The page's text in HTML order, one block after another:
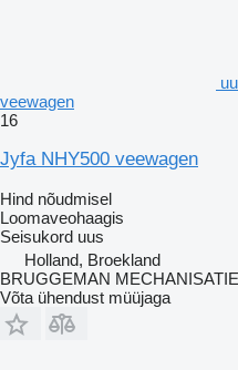
veewagen
16
Jyfa NHY500 veewagen
Hind nõudmisel
Loomaveohaagis
Seisukord uus
Holland, Broekland
BRUGGEMAN
Võta ühendust müüjaga